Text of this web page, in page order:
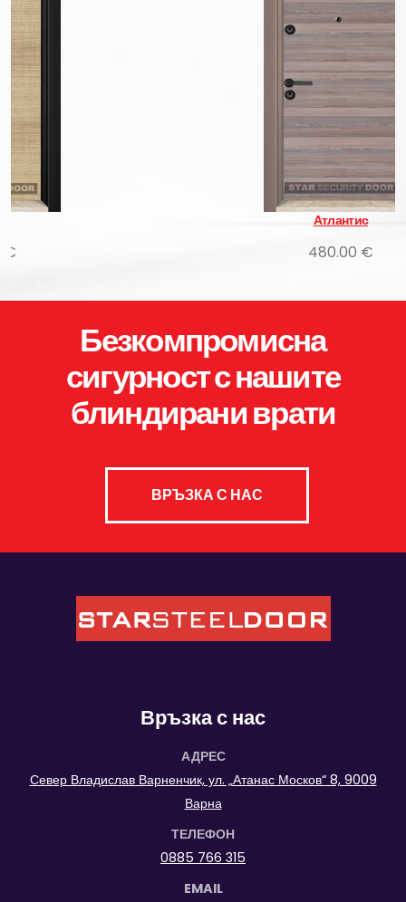
Безкомпромисна
сигурност с нашите
блиндирани врати
ВРЪЗКА С НАС
Връзка с нас
АДРЕС
Север Владислав Варненчик, ул. „Атанас Москов“ 8, 9009
Варна
ТЕЛЕФОН
0885 766 315
EMAIL